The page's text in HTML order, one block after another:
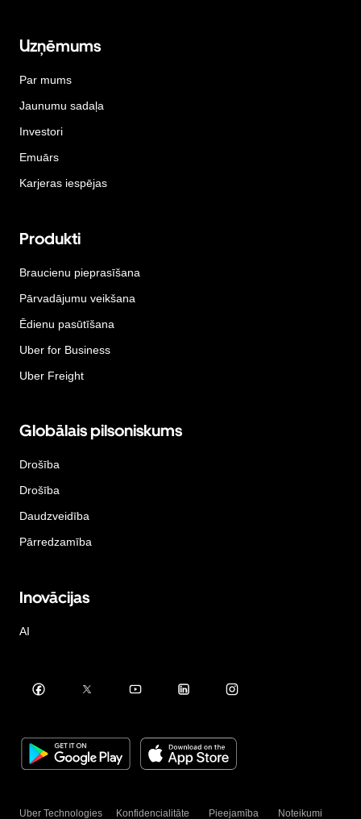
Uzņēmums
Par mums
Jaunumu sadaļa
Investori
Emuārs
Karjeras iespējas
Produkti
Braucienu pieprasīšana
Pārvadājumu veikšana
Ēdienu pasūtīšana
Uber for Business
Uber Freight
Globālais pilsoniskums
Drošība
Drošība
Daudzveidība
Pārredzamība
Inovācijas
AI
Uber Technologies Konfidencialitāte Pieejamība Noteikumi